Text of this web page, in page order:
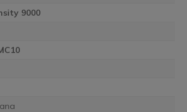
9000